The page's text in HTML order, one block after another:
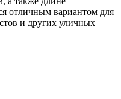
отличным вариантом для
и других уличных